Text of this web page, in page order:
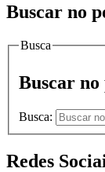
Buscar no
Busca
Buscar
Busca:
Redes